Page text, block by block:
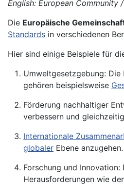
English: European Community
Die Europäische
Standards in verschiedenen
Hier sind einige Beispiele für
Umweltgesetzgebung:
gehören beispielsweise
Förderung nachhaltiger
verbessern und
Internationale
globaler Ebene anzugehen.
Forschung und
Herausforderungen wie